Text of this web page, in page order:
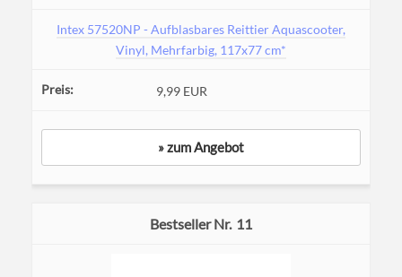
Intex 57520NP - Aufblasbares Reittier Aquascooter,
Vinyl, Mehrfarbig, 117x77 cm*
9,99 EUR
» zum Angebot
11